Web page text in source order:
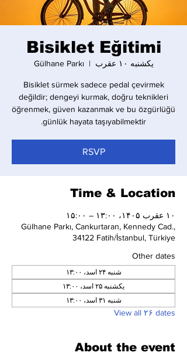
Bisiklet Eğitimi
یکشنبه ۱۰ عقرب
  |
Gülhane Parkı
Bisiklet sürmek sadece pedal çevirmek
değildir; dengeyi kurmak, doğru teknikleri
öğrenmek, güven kazanmak ve bu özgürlüğü
günlük hayata taşıyabilmektir.
RSVP
Time & Location
۱۰ عقرب ۱۴۰۵، ۱۳:۰۰ – ۱۵:۰۰
Gülhane Parkı, Cankurtaran, Kennedy Cad.,
34122 Fatih/İstanbul, Türkiye
Other dates
شنبه ۲۴ اسد، ۱۳:۰۰
یکشنبه ۲۵ اسد، ۱۳:۰۰
شنبه ۳۱ اسد، ۱۳:۰۰
View all ۲۶ dates
About the event